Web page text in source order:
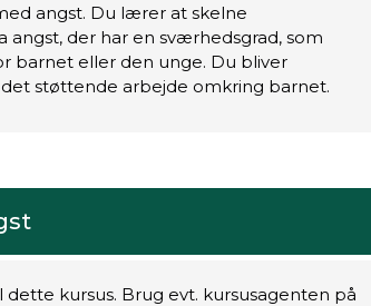
angst. Du lærer at skelne
angst, der har en sværhedsgrad, som
barnet eller den unge. Du bliver
støttende arbejde omkring barnet.
kursus. Brug evt. kursusagenten på